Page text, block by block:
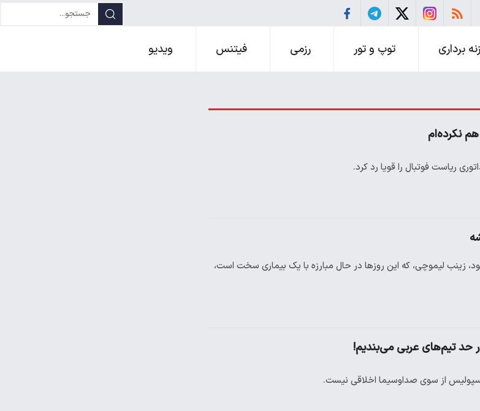
برداری توپ و تور رزمی فیتنس ویدیو
نکرده‌ام
ریاست فوتبال را قویا رد کرد.
زینب لیموچی، که این روزها در حال مبارزه با یک بیماری سخت است،
تیم‌های عربی می‌بندیم!
از سوی صداوسیما اخلاقی نیست.